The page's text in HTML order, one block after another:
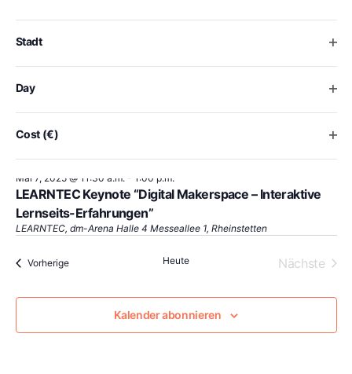
inputs
cause
the
list
events
to
the
filtered
results.
Stadt
Day
Cost (€)
Mai 7, 2025 @ 11:30 a.m.- 1:00 p.m.
LEARNTEC Keynote “Digital Makerspace – Interaktive
Lernseits-Erfahrungen”
LEARNTEC, dm-Arena Halle 4 Messeallee 1, Rheinstetten
VorherigeVeranstaltungen Heute Nächste
Kalender abonnieren